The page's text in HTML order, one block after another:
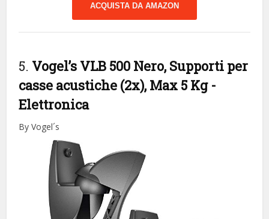
ACQUISTA DA AMAZON
5. Vogel’s VLB 500 Nero, Supporti per
casse acustiche (2x), Max 5 Kg -
Elettronica
By Vogel´s